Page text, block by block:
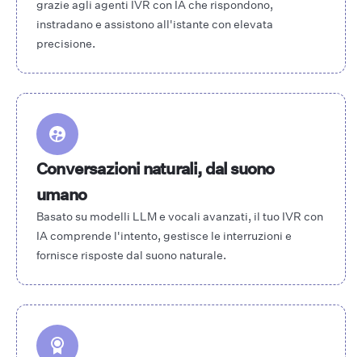
grazie agli agenti IVR con IA che rispondono,
instradano e assistono all'istante con elevata
precisione.
Conversazioni naturali, dal suono
umano
Basato su modelli LLM e vocali avanzati, il tuo IVR con
IA comprende l'intento, gestisce le interruzioni e
fornisce risposte dal suono naturale.